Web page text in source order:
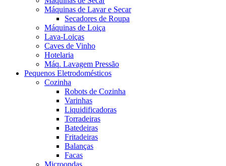
Máquinas de Lavar e Secar
Secadores de Roupa
Máquinas de Loiça
Lava-Loiças
Caves de Vinho
Hotelaria
Máq. Lavagem Pressão
Pequenos Eletrodomésticos
Cozinha
Robots de Cozinha
Varinhas
Liquidificadoras
Torradeiras
Batedeiras
Fritadeiras
Balanças
Facas
Microondas